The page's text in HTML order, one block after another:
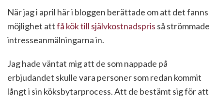
När jag i april här i bloggen berättade om att det fanns
möjlighet attfå kök till självkostnadspris så strömmade
intresseanmälningarna in.
Jag hade väntat mig att de som nappade på
erbjudandet skulle vara personer som redan kommit
långt i sin köksbytarprocess. Att de bestämt sig för att